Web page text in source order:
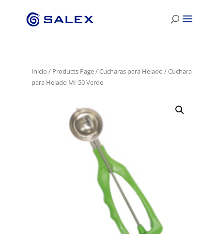
Inicio / Products Page/Cucharas para Helado / Cuchara
para Helado MI-50 Verde